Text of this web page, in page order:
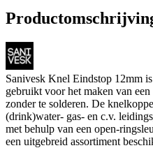
Sanivesk Knel Eindstop 12mm
gebruikt voor het maken van
zonder te solderen. De
(drink)water- gas- en c.v.
met behulp van een open-
een uitgebreid assortiment